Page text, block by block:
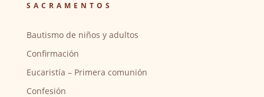
SACRAMENTOS
Bautismo de niños y adultos
Confirmación
Eucaristía – Primera comunión
Confesión